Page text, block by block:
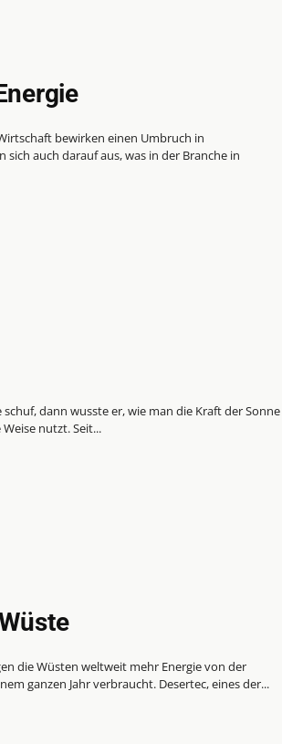
bewirken einen Umbruch in
auch darauf aus, was in der Branche in
dann wusste er, wie man die Kraft der Sonne
nutzt. Seit...
die Wüsten weltweit mehr Energie von der
ganzen Jahr verbraucht. Desertec, eines der...